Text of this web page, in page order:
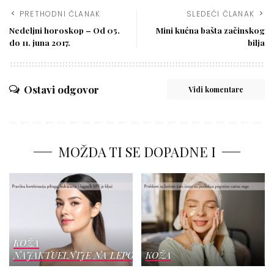
PRETHODNI ČLANAK
Nedeljni horoskop – Od 05.
do 11. juna 2017.
SLEDEĆI ČLANAK
Mini kućna bašta začinskog
bilja
Ostavi odgovor Vidi komentare
MOŽDA TI SE DOPADNE I
KOŽA
NAJAKTUELNIJE NA LEPOTICIKOŽA